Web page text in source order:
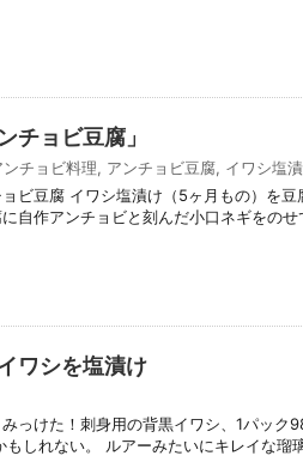
チョビ豆腐」
ンチョビ料理, アンチョビ豆腐, イワシ塩
ビ豆腐 イワシ塩漬け（5ヶ月もの）を
自作アンチョビと刻んだ小口ネギをの
ワシを塩漬け
っけた！刺身用の背黒イワシ、1パック
しれない。 ルアーみたいにキレイな瑠